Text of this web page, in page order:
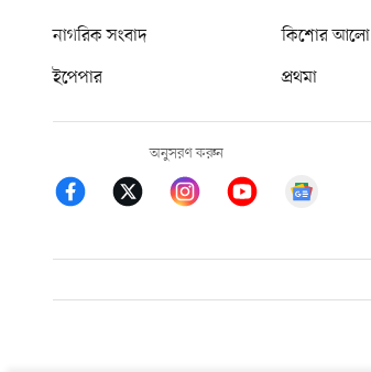
নাগরিক সংবাদ কিশোর আলো
ইপেপার
প্রথমা
অনুসরণ করুন